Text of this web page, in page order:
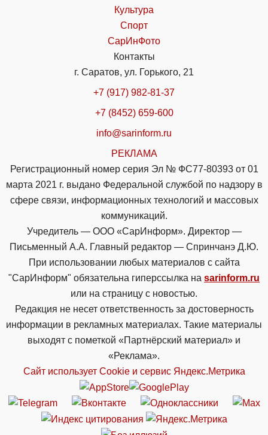
Культура
Спорт
СарИнФото
Контакты
г. Саратов, ул. Горького, 21
+7 (917) 982-81-37
+7 (8452) 659-600
info@sarinform.ru
РЕКЛАМА
Регистрационный номер серия Эл № ФС77-80393 от 01
марта 2021 г. выдано Федеральной службой по надзору в
сфере связи, информационных технологий и массовых
коммуникаций.
Учредитель — ООО «СарИнформ». Директор —
Письменный А.А. Главный редактор — Спринчанэ Д.Ю.
При использовании любых материалов с сайта
"СарИнформ" обязательна гиперссылка на sarinform.ru
или на страницу с новостью.
Редакция не несет ответственность за достоверность
информации в рекламных материалах. Такие материалы
выходят с пометкой «Партнёрский материал» и
«Реклама».
Сайт использует Cookie и сервиc Яндекс.Метрика